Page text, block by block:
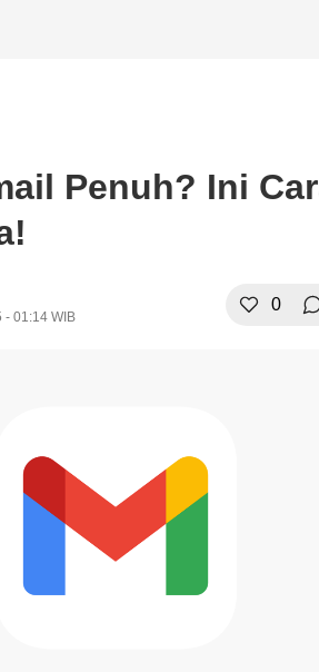
Penuh? Ini
- 01:14 WIB
0